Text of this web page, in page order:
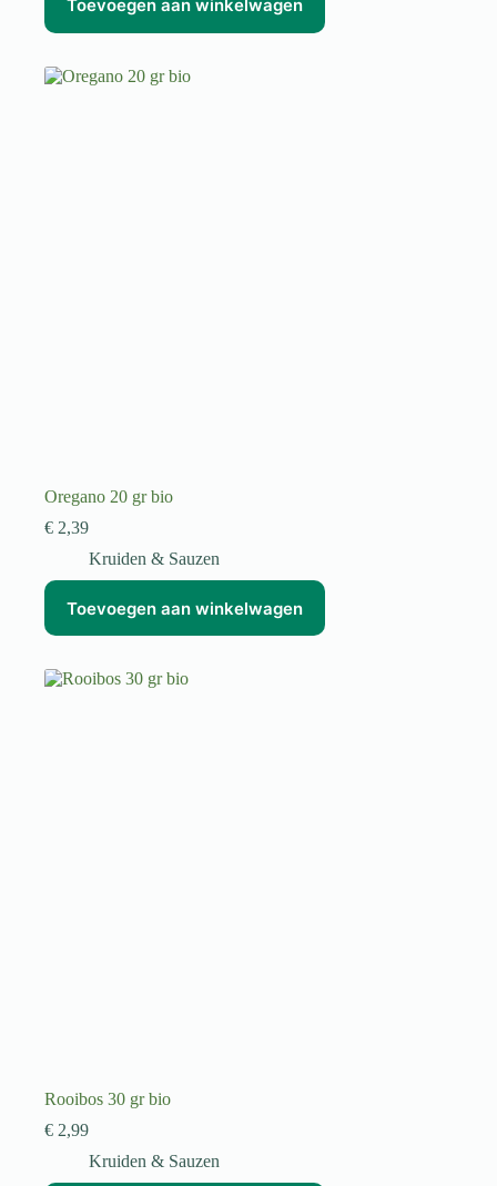
Toevoegen aan winkelwagen
Oregano 20 gr bio
€ 2,39
Kruiden & Sauzen
Toevoegen aan winkelwagen
Rooibos 30 gr bio
€ 2,99
Kruiden & Sauzen